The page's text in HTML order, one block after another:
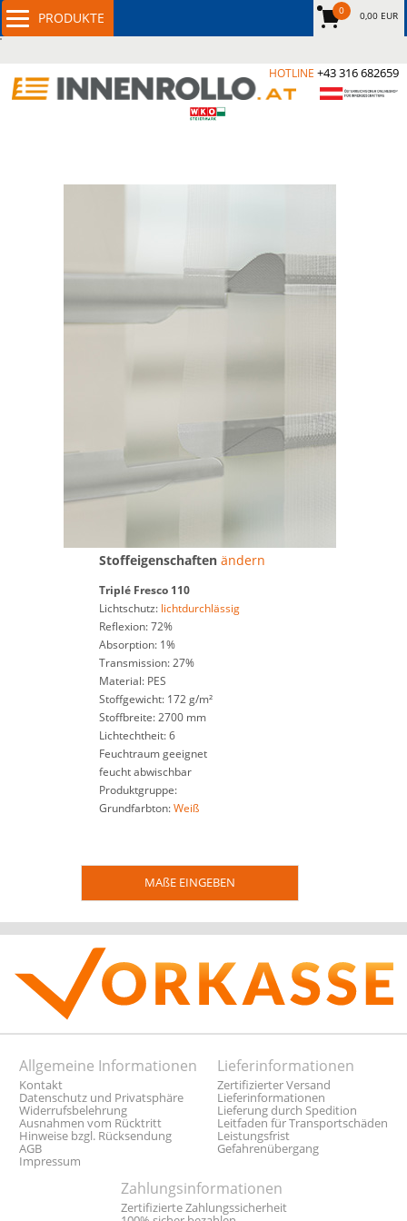
Stoffeigenschaften ändern
Triplé Fresco 110
Lichtschutz: lichtdurchlässig
Reflexion: 72%
Absorption: 1%
Transmission: 27%
Material: PES
Stoffgewicht: 172 g/m²
Stoffbreite: 2700 mm
Lichtechtheit: 6
Feuchtraum geeignet
feucht abwischbar
Produktgruppe:
Grundfarbton:Weiß
MAßE EINGEBEN
0 0,00 EUR
HOTLINE +43 316 682659
Allgemeine Informationen
Kontakt
Datenschutz und Privatsphäre
Widerrufsbelehrung
Ausnahmen vom Rücktritt
Hinweise bzgl. Rücksendung
AGB
Impressum
Lieferinformationen
Zertifizierter Versand
Lieferinformationen
Lieferung durch Spedition
Leitfaden für Transportschäden
Leistungsfrist
Gefahrenübergang
Zahlungsinformationen
Zertifizierte Zahlungssicherheit